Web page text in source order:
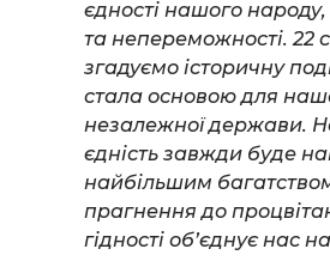
єдності нашого
та непереможності. 22
згадуємо історичну
стала основою для
незалежної держави.
єдність завжди буде
найбільшим
прагнення до
гідності об’єднує нас